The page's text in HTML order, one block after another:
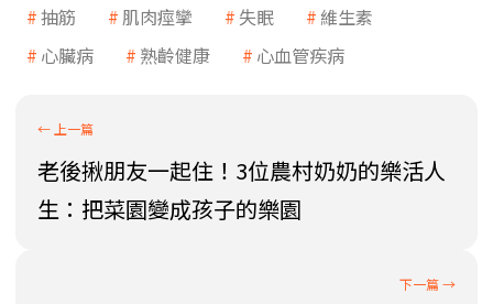
抽筋 肌肉痙攣 失眠
維生素
心臟病
熟齡健康 心血管疾病
老後揪朋友一起住！3位農村奶奶的樂活人
生：把菜園變成孩子的樂園